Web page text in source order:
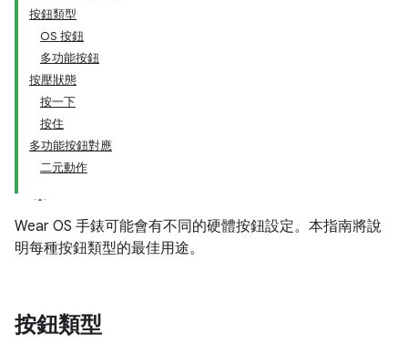
按鈕類型
OS 按鈕
多功能按鈕
按壓狀態
按一下
按住
多功能按鈕對應
二元動作
Wear OS 手錶可能會有不同的硬體按鈕設定。本指南將說
明每種按鈕類型的最佳用途。
按鈕類型